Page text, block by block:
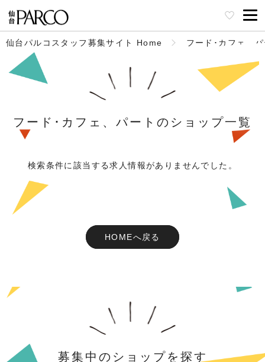
仙台パルコスタッフ募集サイト Home フード･カフェ、
フード･カフェ、パートのショップ一覧
検索条件に該当する求人情報がありませんでした。
HOMEへ戻る
募集中のショップを探す